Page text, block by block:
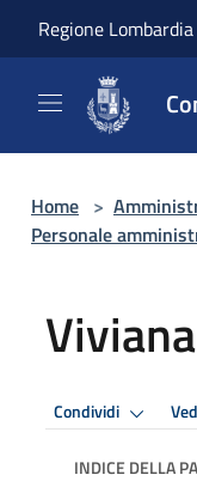
Regione Lombardia
Home >
Personale
Condividi
INDICE DELLA